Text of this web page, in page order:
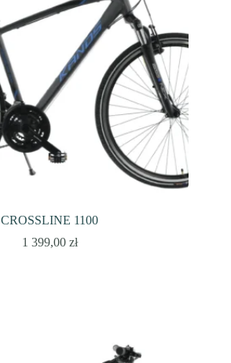
CROSSLINE 1100
1 399,00 zł